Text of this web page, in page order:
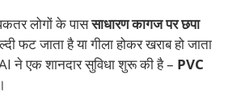
लोगों के पाससाधारण कागज पर छपा
फट जाता है या गीला होकर खराब हो जाता
ने एक शानदार सुविधा शुरू की है – PVC
।